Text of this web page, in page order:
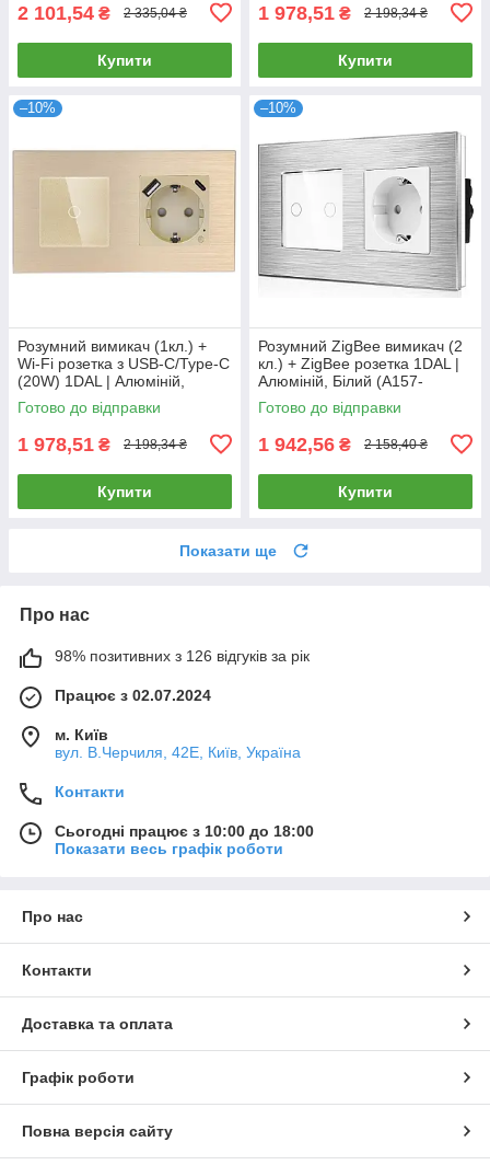
2 101,54 ₴ 2 335,04 ₴
Купити
1 978,51 ₴ 2 198,34 ₴
Купити
–10%
Розумний вимикач (1кл.) +
Wi-Fi розетка з USB-C/Type-C
(20W) 1DAL | Алюміній,
Золото (A157-GSW1G.WF-
STUTC.WF.GD)
Готово до відправки
1 978,51 ₴ 2 198,34 ₴
Купити
–10%
Розумний ZigBee вимикач (2
кл.) + ZigBee розетка 1DAL |
Алюміній, Білий (A157-
GSW2G.ZB-ST.ZB.WT)
Готово до відправки
1 942,56 ₴ 2 158,40 ₴
Купити
Показати ще
Про нас
98% позитивних з 126 відгуків за рік
Працює з 02.07.2024
м. Київ
вул. В.Черчиля, 42Е, Київ, Україна
Контакти
Сьогодні працює з 10:00 до 18:00
Показати весь графік роботи
Про нас
Контакти
Доставка та оплата
Графік роботи
Повна версія сайту